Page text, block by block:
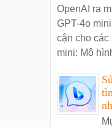
OpenAI ra
GPT-4o
cận cho các
mini: Mô